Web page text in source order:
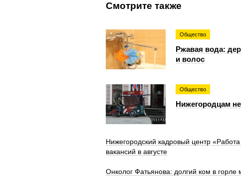
Смотрите также
Общество
Ржавая вода:
и волос
Общество
Нижегородцам
Нижегородский кадровый центр
вакансий в августе
Онколог Фатьянова: долгий ком в горле